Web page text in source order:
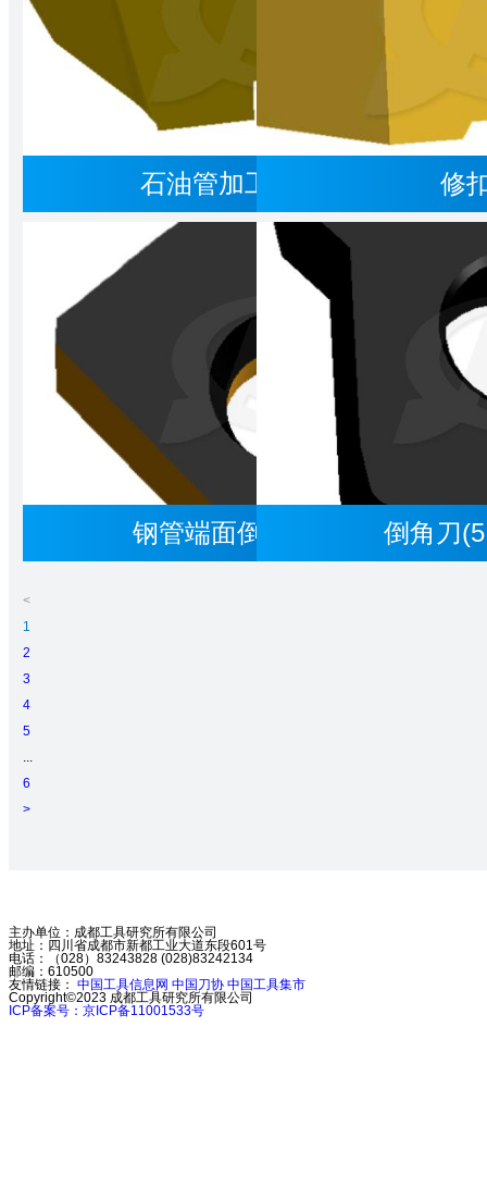
石油管加工配套刀(LWD) 修
钢管端面倒角刀(C/20943)
倒角刀
<
1
2
3
4
5
...
6
>
主办单位：成都工具研究所有限公司
地址：四川省成都市新都工业大道东段601号
电话：（028）83243828 (028)83242134
邮编：610500
友情链接： 中国工具信息网 中国刀协 中国工具集市
Copyright©2023 成都工具研究所有限公司
ICP备案号：京ICP备11001533号